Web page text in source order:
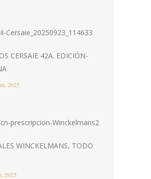
CERSAIE 42A. EDICIÓN-
2025
WINCKELMANS, TODO
2025